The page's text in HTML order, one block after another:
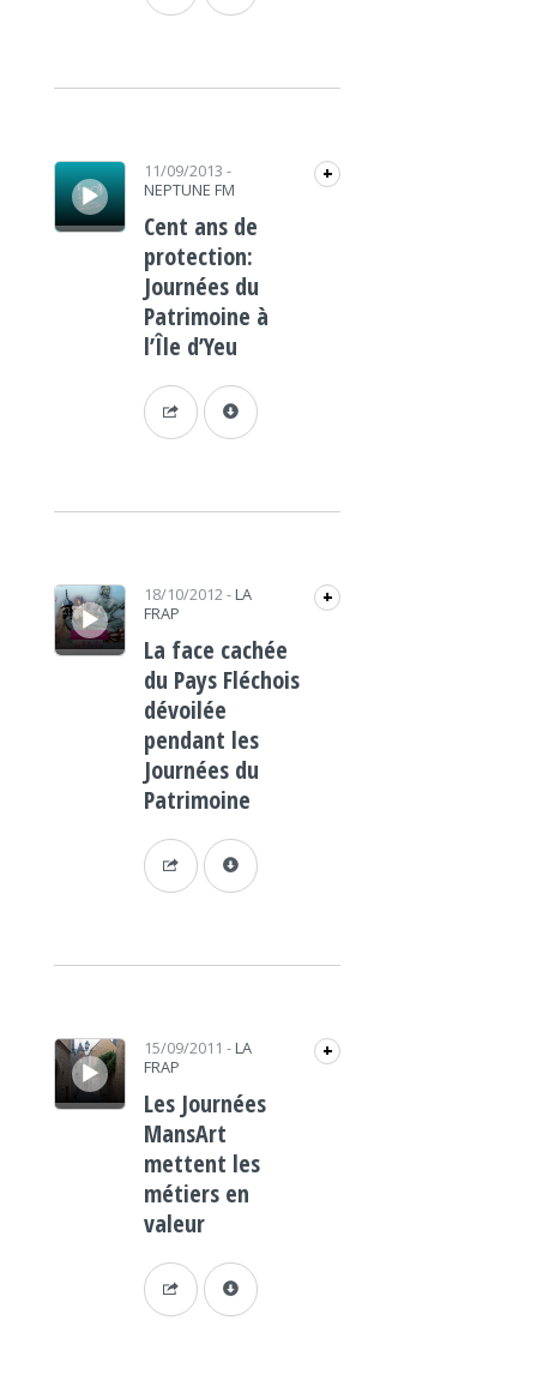
Lecteur audio 11/09/2013 -
NEPTUNE FM
+
Cent ans de
protection:
Journées du
Patrimoine à
l’Île d’Yeu
Lecteur audio 18/10/2012- LA
FRAP
+
La face cachée
du Pays Fléchois
dévoilée
pendant les
Journées du
Patrimoine
Lecteur audio 15/09/2011 - LA
FRAP
+
Les Journées
MansArt
mettent les
métiers en
valeur